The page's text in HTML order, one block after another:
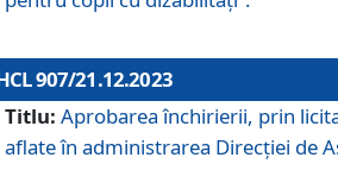
907/21.12.2023
Titlu: Aprobarea închirierii, prin
aflate în administrarea Direcției de